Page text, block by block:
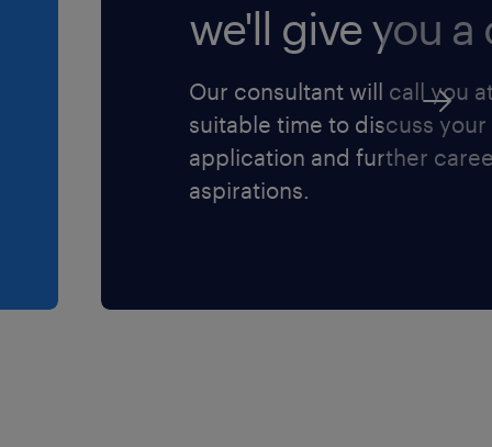
we'll give you a
Our consultant will call you
suitable time to discuss your
application and further
aspirations.